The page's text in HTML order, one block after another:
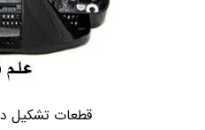
قطعات تشکیل